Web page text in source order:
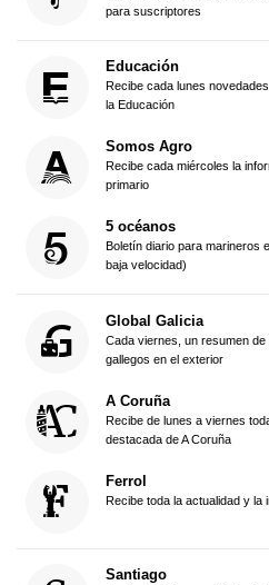
para suscriptores
Educación
Recibe cada lunes
la Educación
Somos Agro
Recibe cada miércoles la
primario
5 océanos
Boletín diario para marineros
baja velocidad)
Global Galicia
Cada viernes, un resumen
gallegos en el exterior
A Coruña
Recibe de lunes a viernes
destacada de A Coruña
Ferrol
Recibe toda la actualidad y la
Santiago